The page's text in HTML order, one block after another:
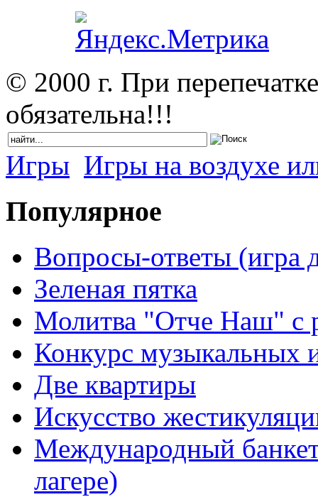
© 2000 г. При
обязательна!!!
Игры Игры на воздухе
Популярное
Вопросы-ответы (игра
Зеленая пятка
Молитва "Отче Наш" с
Конкурс музыкальных
Две квартиры
Искусство
Международный
лагере)